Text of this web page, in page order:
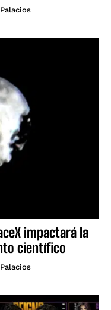
impactará la
científico